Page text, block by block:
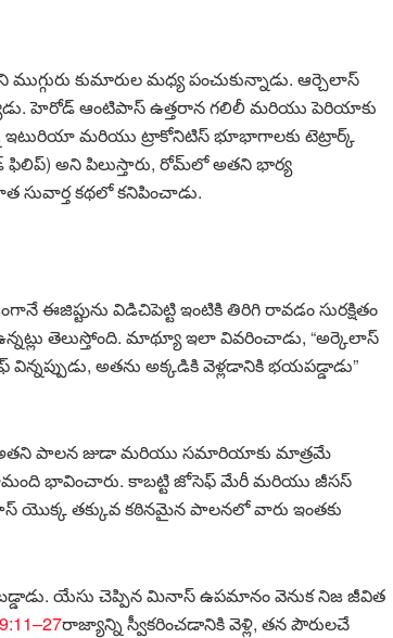
కుమారుల మధ్య పంచుకున్నాడు. ఆర్చెలాస్
ఆంటిపాస్ ఉత్తరాన గలిలీ మరియు పెరియాకు
ఇటురియా మరియు ట్రాకోనిటిస్ భూభాగాలకు టెట్రార్క్
అని పిలుస్తారు, రోమ్‌లో అతని భార్య
కథలో కనిపించాడు.
విడిచిపెట్టి ఇంటికి తిరిగి రావడం సురక్షితం
తెలుస్తోంది. మాథ్యూ ఇలా వివరించాడు, “అర్కెలాస్
అతను అక్కడికి వెళ్లడానికి భయపడ్డాడు”
అతని పాలన జుడా మరియు సమారియాకు మాత్రమే
భావించారు. కాబట్టి జోసెఫ్ మేరీ మరియు జీసస్
యొక్క తక్కువ కఠినమైన పాలనలో వారు ఇంతకు
యేసు చెప్పిన మినాస్ ఉపమానం వెనుక నిజ జీవిత
రాజ్యాన్ని స్వీకరించడానికి వెళ్లి, తన పౌరులచే